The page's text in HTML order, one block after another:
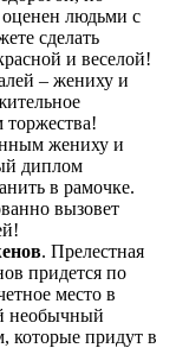
людьми с
сделать
и веселой!
– жениху и
жениху и
диплом
в рамочке.
вызовет
. Прелестная
придется по
место в
необычный
которые придут в